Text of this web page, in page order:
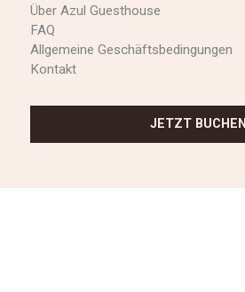
Über Azul Guesthouse
FAQ
Allgemeine Geschäftsbedingungen
Kontakt
JETZT BUCHEN